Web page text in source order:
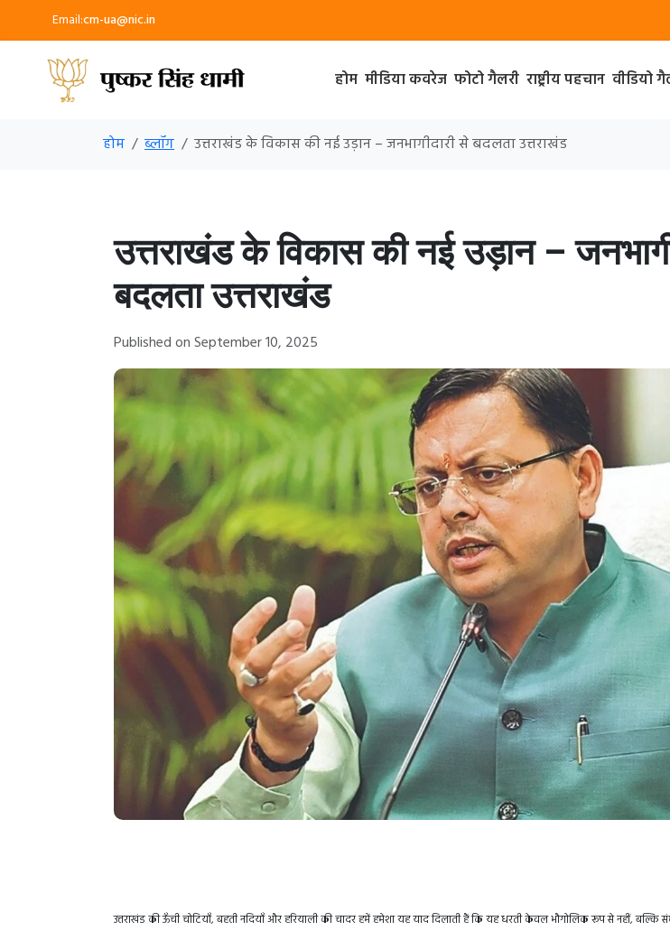
Email:cm-ua@nic.in
होम मीडिया कवरेज फोटो गैलरी राष्ट्रीय पहचान वीडियो
होम ब्लॉग उत्तराखंड के विकास की नई उड़ान – जनभागीदारी से बदलता उत्तराखंड
उत्तराखंड के विकास की नई उड़ान –
बदलता उत्तराखंड
Published on September 10, 2025
उत्तराखंड की ऊँची चोटियाँ, बहती नदियाँ और हरियाली की चादर हमें हमेशा यह याद दिलाती हैं कि यह धरती केवल भौगोलिक रूप से नहीं, बल्कि